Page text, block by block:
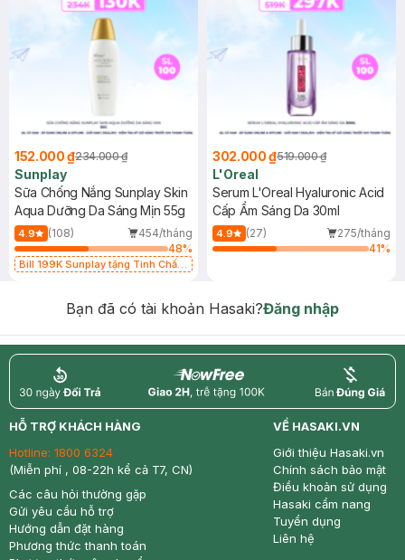
152.000 ₫234.000 ₫
Sunplay
Sữa Chống Nắng Sunplay Skin
Aqua Dưỡng Da Sáng Mịn 55g
4.9 (108)
454/tháng
48%
Bill 199K Sunplay tặng Tinh Chất
302.000 ₫519.000 ₫
L'Oreal
Serum L'Oreal Hyaluronic Acid
Cấp Ẩm Sáng Da 30ml
4.9 (27)
275/tháng
41%
Bạn đã có tài khoản Hasaki?Đăng nhập
return nowfree price
HỖ TRỢ KHÁCH HÀNG
Hotline: 1800 6324
(Miễn phí , 08-22h kể cả T7, CN)
Các câu hỏi thường gặp
Gửi yêu cầu hỗ trợ
Hướng dẫn đặt hàng
Phương thức thanh toán
VỀ HASAKI.VN
Giới thiệu Hasaki.vn
Chính sách bảo mật
Điều khoản sử dụng
Hasaki cẩm nang
Tuyển dụng
Liên hệ